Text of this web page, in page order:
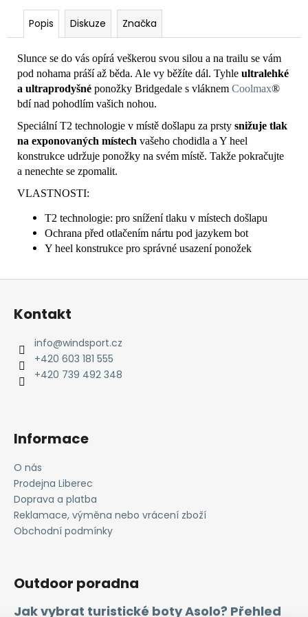
Popis Diskuze Značka
Slunce se do vás opírá veškerou svou silou a na trailu se vám
pod nohama práší až běda. Ale vy běžíte dál. Tyhle ultralehké
a ultraprodyšné ponožky Bridgedale s vláknem Coolmax®
bdí nad pohodlím vašich nohou.
Speciální T2 technologie v místě došlapu za prsty snižuje tlak
na exponovaných místech vašeho chodidla a Y heel
konstrukce udržuje ponožky na svém místě. Takže pokračujte
a nenechte se zpomalit.
VLASTNOSTI:
T2 technologie: pro snížení tlaku v místech došlapu
Ochrana před otlačením nártu pod jazykem bot
Y heel konstrukce pro správné usazení ponožek
Z
Kontakt
info@windsport.cz
+420 603 181 555
+420 739 492 348
Informace
O nás
Prodejna Liberec
Doprava a platba
Reklamace, výměna nebo vrácení zboží
Obchodní podmínky
Outdoor poradna
Jak vybrat turistické boty Asolo? Přehled